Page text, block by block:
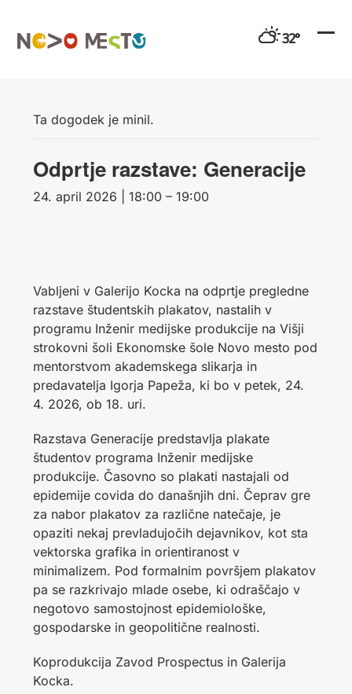
vsebino
32°
Ta dogodek je minil.
Odprtje razstave: Generacije
24. april 2026 | 18:00 – 19:00
Vabljeni v Galerijo Kocka na odprtje pregledne
razstave študentskih plakatov, nastalih v
programu Inženir medijske produkcije na Višji
strokovni šoli Ekonomske šole Novo mesto pod
mentorstvom akademskega slikarja in
predavatelja Igorja Papeža, ki bo v petek, 24.
4. 2026, ob 18. uri.
Razstava Generacije predstavlja plakate
študentov programa Inženir medijske
produkcije. Časovno so plakati nastajali od
epidemije covida do današnjih dni. Čeprav gre
za nabor plakatov za različne natečaje, je
opaziti nekaj prevladujočih dejavnikov, kot sta
vektorska grafika in orientiranost v
minimalizem. Pod formalnim površjem plakatov
pa se razkrivajo mlade osebe, ki odraščajo v
negotovo samostojnost epidemiološke,
gospodarske in geopolitične realnosti.
Koprodukcija Zavod Prospectus in Galerija
Kocka.